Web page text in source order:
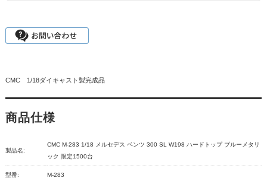
CMC 1/18ダイキャスト製完成品
商品仕様
製品名:
CMC M-283 1/18 メルセデス ベンツ 300 SL W198 ハードトップ ブルーメタリ
ック 限定1500台
型番: M-283